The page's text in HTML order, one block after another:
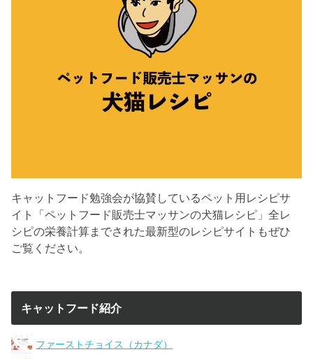
キャットフード勉強会が協賛しているペット用レシピサ
イト「ペットフード販売士マッサンの犬猫レシピ」全レ
シピの栄養計算までされた最新型のレシピサイトもぜひ
ご覧ください。
キャットフード紹介
ファーストチョイス（カナダ）